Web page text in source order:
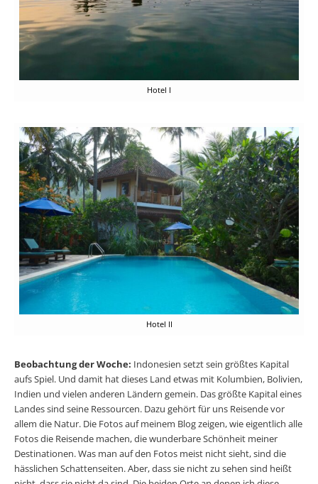
Hotel I
Hotel II
Beobachtung der Woche: Indonesien setzt sein größtes Kapital
aufs Spiel. Und damit hat dieses Land etwas mit Kolumbien, Bolivien,
Indien und vielen anderen Ländern gemein. Das größte Kapital eines
Landes sind seine Ressourcen. Dazu gehört für uns Reisende vor
allem die Natur. Die Fotos auf meinem Blog zeigen, wie eigentlich alle
Fotos die Reisende machen, die wunderbare Schönheit meiner
Destinationen. Was man auf den Fotos meist nicht sieht, sind die
hässlichen Schattenseiten. Aber, dass sie nicht zu sehen sind heißt